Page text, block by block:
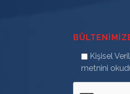
Kişisel
metnini